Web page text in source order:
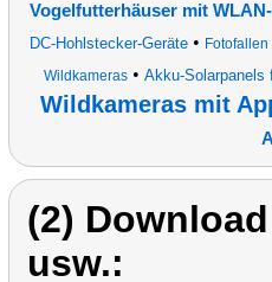
Vogelfutterhäuser mit
DC-Hohlstecker-Geräte• Fotofallen
Wildkameras• Akku-Solarpanels
Wildkameras mit
(2)
usw.: